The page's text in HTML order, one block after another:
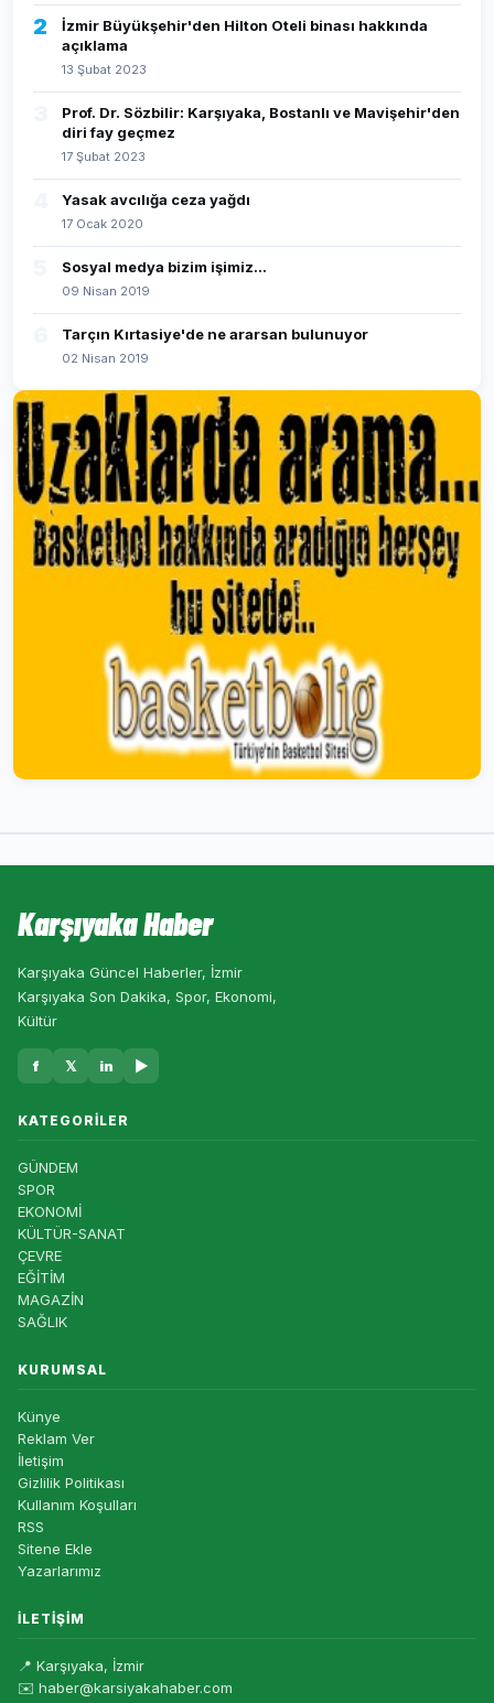
2
İzmir Büyükşehir'den Hilton Oteli binası hakkında
açıklama
13 Şubat 2023
Prof. Dr. Sözbilir: Karşıyaka, Bostanlı ve Mavişehir'den
diri fay geçmez
17 Şubat 2023
Yasak avcılığa ceza yağdı
17 Ocak 2020
Sosyal medya bizim işimiz...
09 Nisan 2019
Tarçın Kırtasiye'de ne ararsan bulunuyor
02 Nisan 2019
Karşıyaka Haber
Karşıyaka Güncel Haberler, İzmir
Karşıyaka Son Dakika, Spor, Ekonomi,
Kültür
f 𝕏 in ▶
KATEGORILER
GÜNDEM
SPOR
EKONOMİ
KÜLTÜR-SANAT
ÇEVRE
EĞİTİM
MAGAZİN
SAĞLIK
KURUMSAL
Künye
Reklam Ver
İletişim
Gizlilik Politikası
Kullanım Koşulları
RSS
Sitene Ekle
Yazarlarımız
İLETIŞIM
📍 Karşıyaka, İzmir
✉️ haber@karsiyakahaber.com